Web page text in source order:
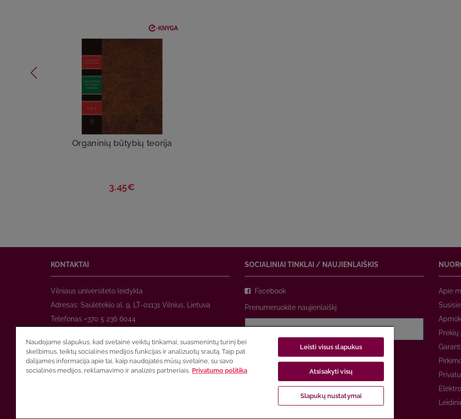
Organinių būtybių teorija
3.45€
KONTAKTAI
Vilniaus universiteto leidykla
Adresas: Saulėtekio al. 9, LT-01131 Vilnius, Lietuva
Telefonas +370 5 236 6044
El. paštasprekyba@leidykla.vu.lt
www.zurnalai.vu.lt
SOCIALINIAI TINKLAI / NAUJIENLAIŠKIS
Facebook
Prenumeruokite naujienlaiškį
privatumo politika
Apie
Naudojame slapukus, kad svetainė veiktų tinkamai, suasmenintų turinį bei
skelbimus, teiktų socialinės medijos funkcijas ir analizuotų srautą. Taip pat
dalijamės informacija apie tai, kaip naudojatės mūsų svetaine, su savo
socialinės medijos, reklamavimo ir analizės partneriais. Privatumo politika
Leisti visus slapukus
Atsisakyti visų
Slapukų nustatymai